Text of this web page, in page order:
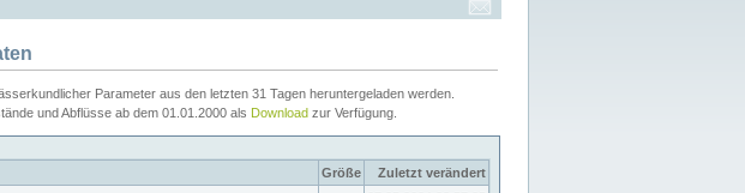
Parameter aus den letzten 31 Tagen heruntergeladen werden.
und Abflüsse ab dem 01.01.2000 als Download zur Verfügung.
Größe
Zuletzt verändert